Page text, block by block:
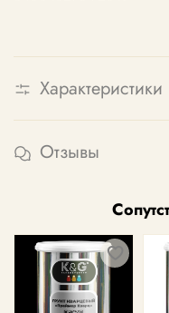
Характеристики
Отзывы